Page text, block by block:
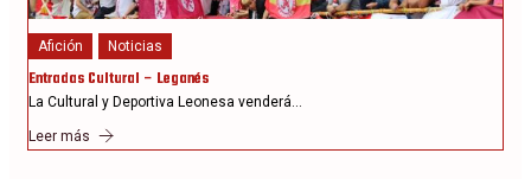
Afición Noticias
Entradas Cultural – Leganés
La Cultural y Deportiva Leonesa venderá…
Leer más